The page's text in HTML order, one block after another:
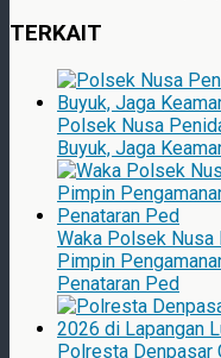
TERKAIT
Polsek Nusa
Buyuk, Jaga
Waka Polsek Nusa
Pimpin
Penataran Ped
Polresta Denpasar